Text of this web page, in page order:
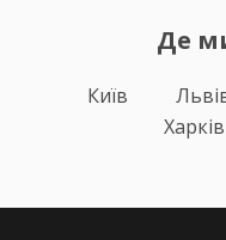
Де
Київ
Харків